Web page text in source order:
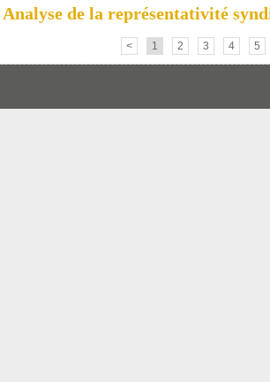
Analyse de la représentativité
< 1 2 3 4 5